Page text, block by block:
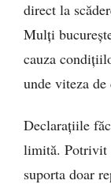
direct la
Mulți
cauza
unde viteza de
Declarațiile
limită. Potrivit
suporta doar